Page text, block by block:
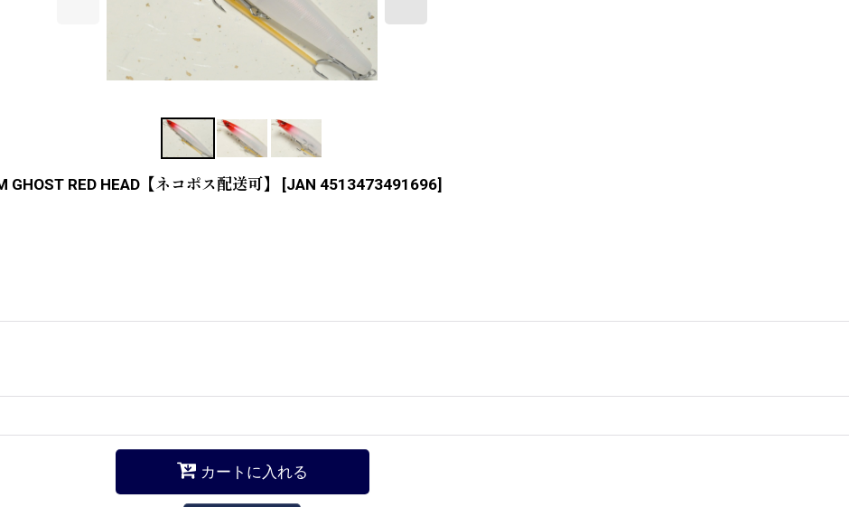
RED HEAD【ネコポス配送可】 [JAN 4513473491696]
カートに入れる